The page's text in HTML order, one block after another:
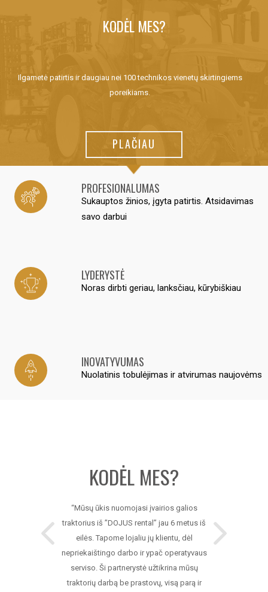
KODĖL MES?
Ilgametė patirtis ir daugiau nei 100 technikos vienetų skirtingiems
poreikiams.
PLAČIAU
PROFESIONALUMAS
Sukauptos žinios, įgyta patirtis. Atsidavimas
savo darbui
LYDERYSTĖ
Noras dirbti geriau, lanksčiau, kūrybiškiau
INOVATYVUMAS
Nuolatinis tobulėjimas ir atvirumas naujovėms
KODĖL MES?
“Mūsų ūkis nuomojasi įvairios galios
traktorius iš ”DOJUS rental” jau 6 metus iš
eilės. Tapome lojaliu jų klientu, dėl
nepriekaištingo darbo ir ypač operatyvaus
serviso. Ši partnerystė užtikrina mūsų
traktorių darbą be prastovų, visą parą ir